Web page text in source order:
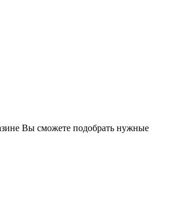
Вы сможете подобрать нужные